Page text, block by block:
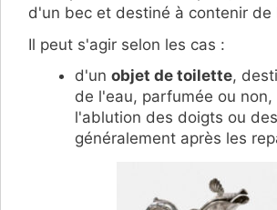
d'un bec et destiné à contenir de
Il peut s'agir selon les cas :
d'un objet de toilette,
de l'eau, parfumée ou non,
l'ablution des doigts ou
généralement après les